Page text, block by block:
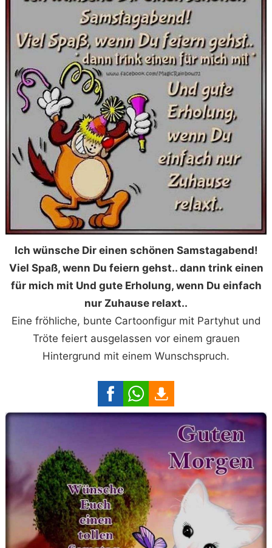
Ich wünsche Dir einen schönen Samstagabend!
Viel Spaß, wenn Du feiern gehst.. dann trink einen
für mich mit Und gute Erholung, wenn Du einfach
nur Zuhause relaxt..
Eine fröhliche, bunte Cartoonfigur mit Partyhut und
Tröte feiert ausgelassen vor einem grauen
Hintergrund mit einem Wunschspruch.